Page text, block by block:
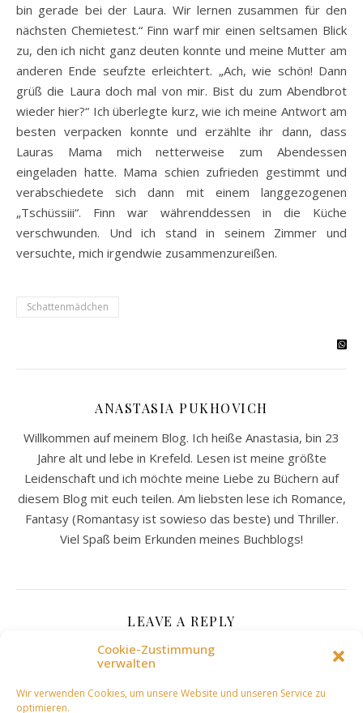
Cookie-Zustimmung
verwalten
Wir verwenden Cookies, um unsere Website und unseren Service zu
optimieren.
bin gerade bei der Laura. Wir lernen zusammen für den
nächsten Chemietest.“ Finn warf mir einen seltsamen Blick
zu, den ich nicht ganz deuten konnte und meine Mutter am
anderen Ende seufzte erleichtert. „Ach, wie schön! Dann
grüß die Laura doch mal von mir. Bist du zum Abendbrot
wieder hier?“ Ich überlegte kurz, wie ich meine Antwort am
besten verpacken konnte und erzählte ihr dann, dass
Lauras Mama mich netterweise zum Abendessen
eingeladen hatte. Mama schien zufrieden gestimmt und
verabschiedete sich dann mit einem langgezogenen
„Tschüssiii“. Finn war währenddessen in die Küche
verschwunden. Und ich stand in seinem Zimmer und
versuchte, mich irgendwie zusammenzureißen.
Schattenmädchen
ANASTASIA PUKHOVICH
Willkommen auf meinem Blog. Ich heiße Anastasia, bin 23
Jahre alt und lebe in Krefeld. Lesen ist meine größte
Leidenschaft und ich möchte meine Liebe zu Büchern auf
diesem Blog mit euch teilen. Am liebsten lese ich Romance,
Fantasy (Romantasy ist sowieso das beste) und Thriller.
Viel Spaß beim Erkunden meines Buchblogs!
LEAVE A REPLY
Erforderliche Felder sind mit *markiert